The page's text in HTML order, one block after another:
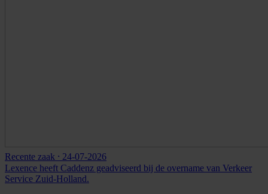
Recente zaak ⸱ 24-07-2026
Lexence heeft Caddenz geadviseerd bij de overname van Verkeer
Service Zuid-Holland.